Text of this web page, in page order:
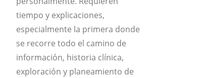
tiempo y explicaciones,
especialmente la primera donde
se recorre todo el camino de
información, historia clínica,
exploración y planeamiento de